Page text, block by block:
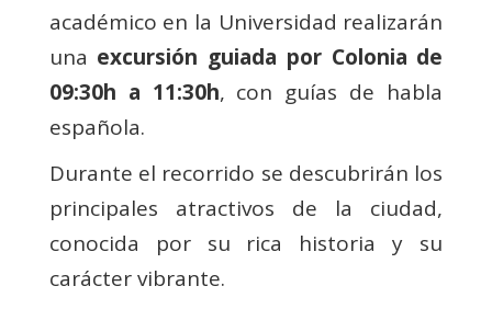
académico en la Universidad realizarán
una excursión guiada por Colonia de
09:30h a 11:30h, con guías de habla
española.
Durante el recorrido se descubrirán los
principales atractivos de la ciudad,
conocida por su rica historia y su
carácter vibrante.